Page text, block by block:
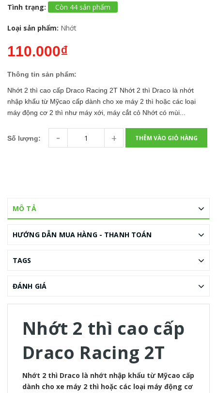
Tình trạng: Còn 44 sản phẩm
Loại sản phẩm: Nhớt
110.000₫
Thông tin sản phẩm:
Nhớt 2 thì cao cấp Draco Racing 2T Nhớt 2 thì Draco là nhớt
nhập khẩu từ Mỹcao cấp dành cho xe máy 2 thì hoặc các loại
máy động cơ 2 thì như máy xới, máy cắt cỏ Nhớt có mùi...
Số lượng: - + THÊM VÀO GIỎ HÀNG
MÔ TẢ
HƯỚNG DẪN MUA HÀNG - THANH TOÁN
TAGS
ĐÁNH GIÁ
Nhớt 2 thì cao cấp
Draco Racing 2T
Nhớt 2 thì Draco là nhớt nhập khẩu từ Mỹcao cấp
dành cho xe máy 2 thì hoặc các loại máy động cơ